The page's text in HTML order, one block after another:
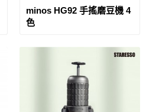
minos HG92 手搖磨豆機 4
色